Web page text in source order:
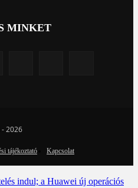
MINKET
2026
tájékoztató Kapcsolat